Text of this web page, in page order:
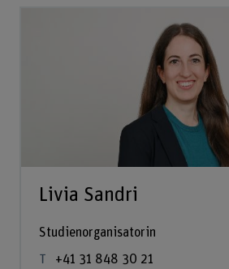
Livia Sandri
Studienorganisatorin
+41 31 848 30 21